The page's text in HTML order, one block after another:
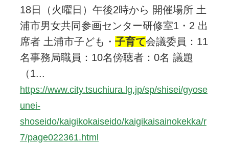
18日（火曜日）午後2時から 開催場所 土
浦市男女共同参画センター研修室1・2 出
席者 土浦市子ども・ 子育て会議委員：11
名事務局職員：10名傍聴者：0名 議題
（1...
https://www.city.tsuchiura.lg.jp/sp/shisei/gyose
unei-
shoseido/kaigikokaiseido/kaigikaisainokekka/r
7/page022361.html